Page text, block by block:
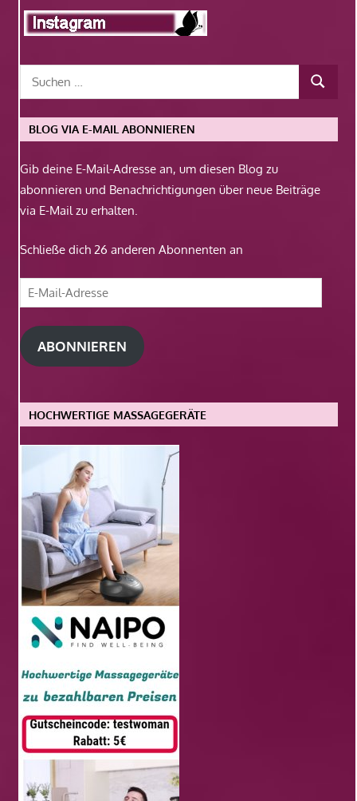
BLOG VIA E-MAIL ABONNIEREN
Gib deine E-Mail-Adresse an, um diesen Blog zu
abonnieren und Benachrichtigungen über neue Beiträge
via E-Mail zu erhalten.
Schließe dich 26 anderen Abonnenten an
E-
Mail-
Adresse
ABONNIEREN
HOCHWERTIGE MASSAGEGERÄTE